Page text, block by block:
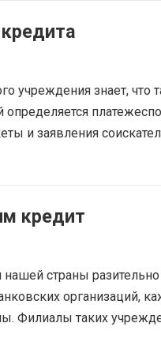
учреждения знает, что
и заявления
кредит
страны
организаций,
Филиалы таких